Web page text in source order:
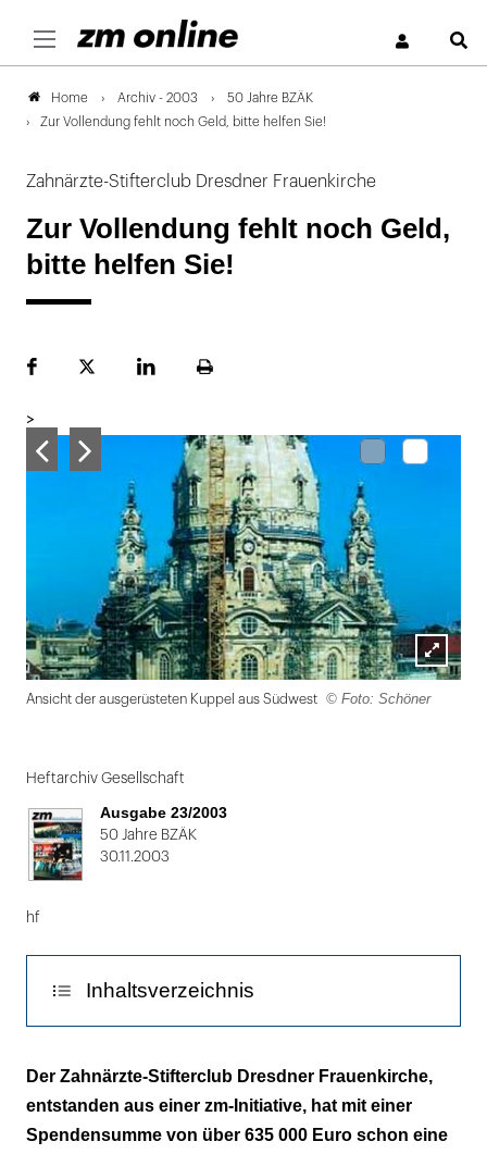
Home Archiv - 2003
50 Jahre BZÄK
Zur Vollendung fehlt noch Geld, bitte helfen Sie!
Zahnärzte-Stifterclub Dresdner Frauenkirche
Zur Vollendung fehlt noch Geld,
bitte helfen Sie!
FacebookPlattformLinekdInSeite
>
Lightbox
öffnen
Ansicht der ausgerüsteten Kuppel aus Südwest © Foto: Schöner
1
von
2
Heftarchiv Gesellschaft
Ausgabe 23/2003
50 Jahre BZÄK
30.11.2003
hf
Inhaltsverzeichnis
Wir suchen noch viele Stifter
Schöne Uhren und mehr als Geschenke
Der Zahnärzte-Stifterclub Dresdner Frauenkirche,
entstanden aus einer zm-Initiative, hat mit einer
Spendensumme von über 635 000 Euro schon eine